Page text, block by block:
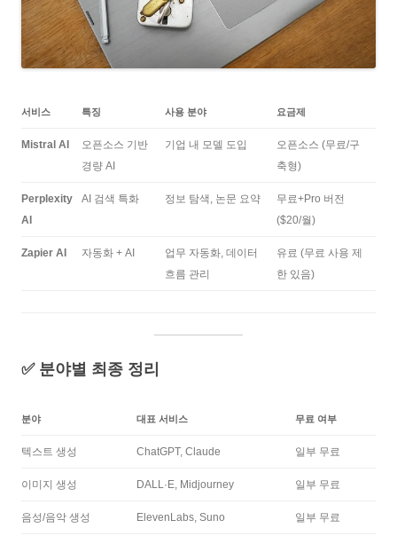
서비스 특징 사용 분야 요금제
Mistral AI
오픈소스 기반
경량 AI
기업 내 모델 도입
오픈소스 (무료/구
축형)
Perplexity
AI
AI 검색 특화 정보 탐색, 논문 요약
무료+Pro 버전
($20/월)
Zapier AI 자동화 + AI
업무 자동화, 데이터
흐름 관리
유료 (무료 사용 제
한 있음)
✅ 분야별 최종 정리
분야 대표 서비스 무료 여부
텍스트 생성 ChatGPT, Claude 일부 무료
이미지 생성 DALL·E, Midjourney 일부 무료
음성/음악 생성 ElevenLabs, Suno 일부 무료